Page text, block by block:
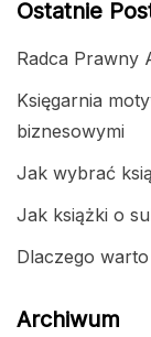
Ostatnie
Radca Prawny
Księgarnia
biznesowymi
Jak wybrać
Jak książki o
Dlaczego
Archiwum